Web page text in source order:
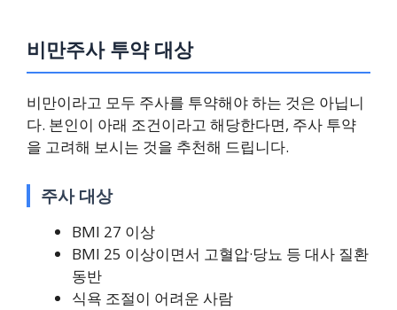
비만주사 투약 대상
비만이라고 모두 주사를 투약해야 하는 것은 아닙니
다. 본인이 아래 조건이라고 해당한다면, 주사 투약
을 고려해 보시는 것을 추천해 드립니다.
주사 대상
BMI 27 이상
BMI 25 이상이면서 고혈압·당뇨 등 대사 질환
동반
식욕 조절이 어려운 사람